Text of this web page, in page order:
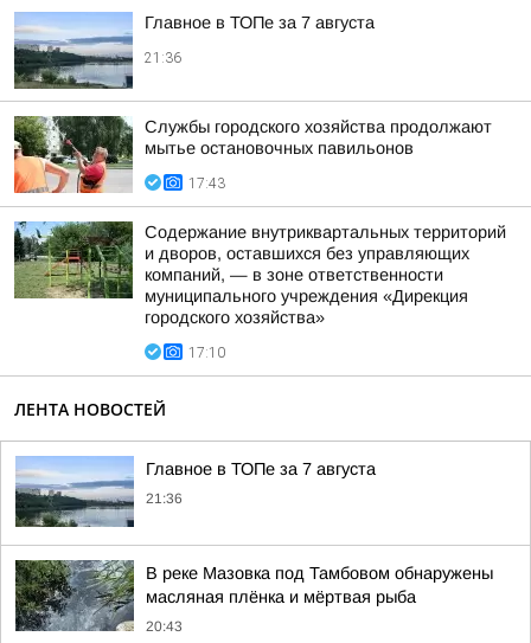
Главное в ТОПе за 7 августа
21:36
Службы городского хозяйства продолжают
мытье остановочных павильонов
17:43
Содержание внутриквартальных территорий
и дворов, оставшихся без управляющих
компаний, — в зоне ответственности
муниципального учреждения «Дирекция
городского хозяйства»
17:10
ЛЕНТА НОВОСТЕЙ
Главное в ТОПе за 7 августа
21:36
В реке Мазовка под Тамбовом обнаружены
масляная плёнка и мёртвая рыба
20:43